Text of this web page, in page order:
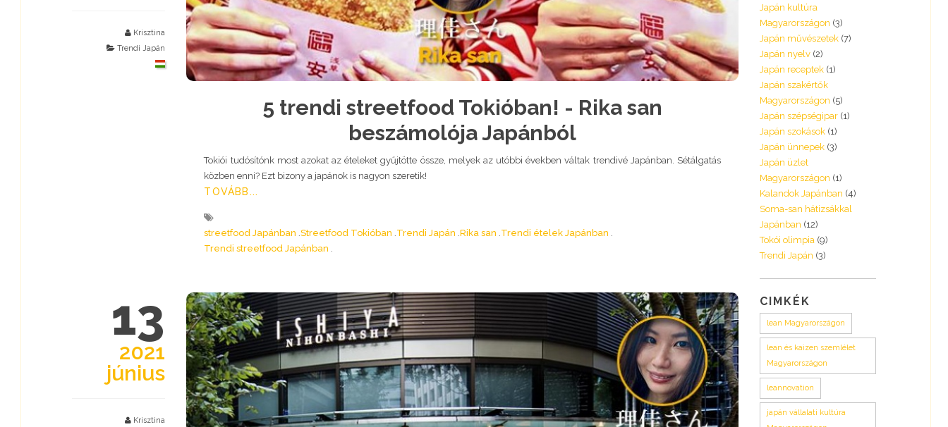
Krisztina
Trendi Japán
5 trendi streetfood Tokióban! - Rika san
beszámolója Japánból
Tokiói tudósítónk most azokat az ételeket gyűjtötte össze, melyek az utóbbi években váltak trendivé Japánban. Sétálgatás
közben enni? Ezt bizony a japánok is nagyon szeretik!
TOVÁBB...
streetfood Japánban Streetfood Tokióban Trendi Japán Rika san Trendi ételek Japánban
Trendi streetfood Japánban
13
2021
június
Krisztina
Japán kultúra
Magyarországon (3)
Japán művészetek (7)
Japán nyelv (2)
Japán receptek (1)
Japán szakértők
Magyarországon (5)
Japán szépségipar (1)
Japán szokások (1)
Japán ünnepek (3)
Japán üzlet
Magyarországon (1)
Kalandok Japánban (4)
Soma-san hátizsákkal
Japánban (12)
Tokói olimpia (9)
Trendi Japán (3)
CIMKÉK
lean Magyarországon
lean és kaizen szemlélet
Magyarországon
leannovation
japán vállalati kultúra